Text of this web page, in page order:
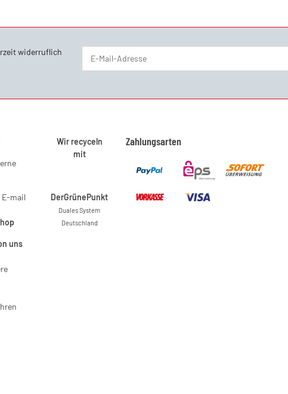
widerruflich
E-mail
uns
Wir recyceln
mit
DerGrünePunkt
Duales System
Deutschland
Zahlungsarten